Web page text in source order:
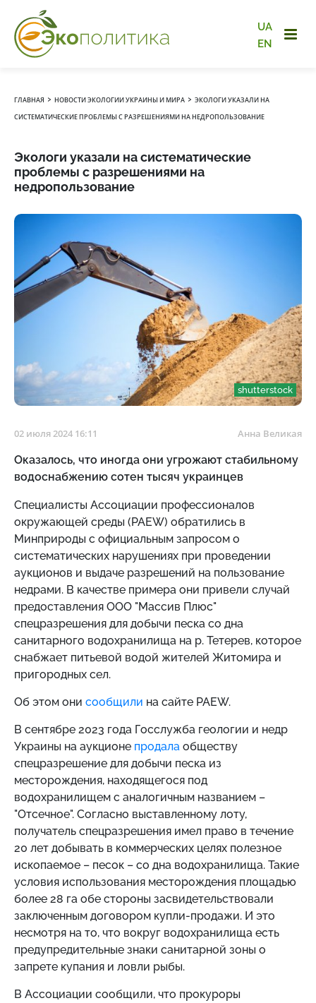
UA
EN
ГЛАВНАЯ › НОВОСТИ ЭКОЛОГИИ УКРАИНЫ И МИРА › ЭКОЛОГИ УКАЗАЛИ НА
СИСТЕМАТИЧЕСКИЕ ПРОБЛЕМЫ С РАЗРЕШЕНИЯМИ НА НЕДРОПОЛЬЗОВАНИЕ
Экологи указали на систематические
проблемы с разрешениями на
недропользование
shutterstock
02 июля 2024 16:11 Анна Великая
Оказалось, что иногда они угрожают стабильному
водоснабжению сотен тысяч украинцев
Специалисты Ассоциации профессионалов
окружающей среды (PAEW) обратились в
Минприроды с официальным запросом о
систематических нарушениях при проведении
аукционов и выдаче разрешений на пользование
недрами. В качестве примера они привели случай
предоставления ООО "Массив Плюс"
спецразрешения для добычи песка со дна
санитарного водохранилища на р. Тетерев, которое
снабжает питьевой водой жителей Житомира и
пригородных сел.
Об этом они сообщили на сайте PAEW.
В сентябре 2023 года Госслужба геологии и недр
Украины на аукционе продала обществу
спецразрешение для добычи песка из
месторождения, находящегося под
водохранилищем с аналогичным названием –
"Отсечное". Согласно выставленному лоту,
получатель спецразрешения имел право в течение
20 лет добывать в коммерческих целях полезное
ископаемое – песок – со дна водохранилища. Такие
условия использования месторождения площадью
более 28 га обе стороны засвидетельствовали
заключенным договором купли-продажи. И это
несмотря на то, что вокруг водохранилища есть
предупредительные знаки санитарной зоны о
запрете купания и ловли рыбы.
В Ассоциации сообщили, что прокуроры